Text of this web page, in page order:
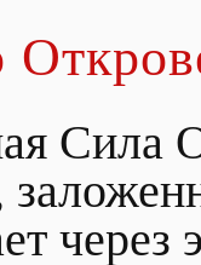
Сила
через